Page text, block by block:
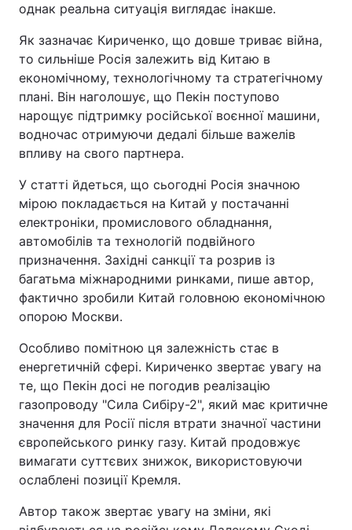
однак реальна ситуація виглядає інакше.
Як зазначає Кириченко, що довше триває війна,
то сильніше Росія залежить від Китаю в
економічному, технологічному та стратегічному
плані. Він наголошує, що Пекін поступово
нарощує підтримку російської воєнної машини,
водночас отримуючи дедалі більше важелів
впливу на свого партнера.
У статті йдеться, що сьогодні Росія значною
мірою покладається на Китай у постачанні
електроніки, промислового обладнання,
автомобілів та технологій подвійного
призначення. Західні санкції та розрив із
багатьма міжнародними ринками, пише автор,
фактично зробили Китай головною економічною
опорою Москви.
Особливо помітною ця залежність стає в
енергетичній сфері. Кириченко звертає увагу на
те, що Пекін досі не погодив реалізацію
газопроводу "Сила Сибіру-2", який має критичне
значення для Росії після втрати значної частини
європейського ринку газу. Китай продовжує
вимагати суттєвих знижок, використовуючи
ослаблені позиції Кремля.
Автор також звертає увагу на зміни, які